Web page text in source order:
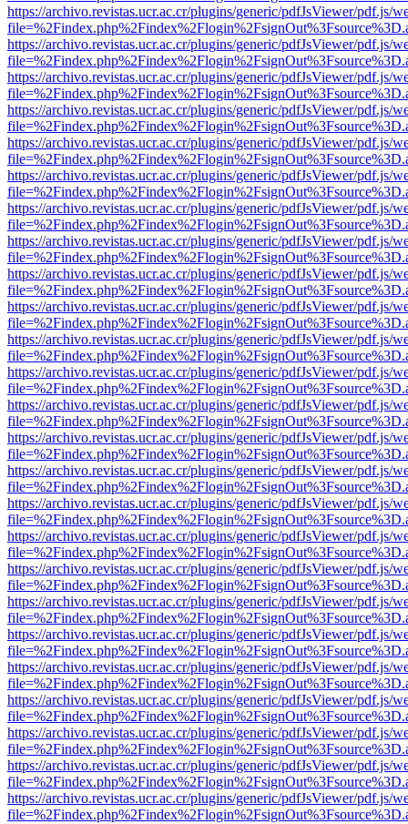
https://archivo.revistas.ucr.ac.cr/plugins/generic/pdfJsViewer/pdf.js/
https://archivo.revistas.ucr.ac.cr/plugins/generic/pdfJsViewer/pdf.js/
https://archivo.revistas.ucr.ac.cr/plugins/generic/pdfJsViewer/pdf.js/
https://archivo.revistas.ucr.ac.cr/plugins/generic/pdfJsViewer/pdf.js/
https://archivo.revistas.ucr.ac.cr/plugins/generic/pdfJsViewer/pdf.js/
https://archivo.revistas.ucr.ac.cr/plugins/generic/pdfJsViewer/pdf.js/
https://archivo.revistas.ucr.ac.cr/plugins/generic/pdfJsViewer/pdf.js/
https://archivo.revistas.ucr.ac.cr/plugins/generic/pdfJsViewer/pdf.js/
https://archivo.revistas.ucr.ac.cr/plugins/generic/pdfJsViewer/pdf.js/
https://archivo.revistas.ucr.ac.cr/plugins/generic/pdfJsViewer/pdf.js/
https://archivo.revistas.ucr.ac.cr/plugins/generic/pdfJsViewer/pdf.js/
https://archivo.revistas.ucr.ac.cr/plugins/generic/pdfJsViewer/pdf.js/
https://archivo.revistas.ucr.ac.cr/plugins/generic/pdfJsViewer/pdf.js/
https://archivo.revistas.ucr.ac.cr/plugins/generic/pdfJsViewer/pdf.js/
https://archivo.revistas.ucr.ac.cr/plugins/generic/pdfJsViewer/pdf.js/
https://archivo.revistas.ucr.ac.cr/plugins/generic/pdfJsViewer/pdf.js/
https://archivo.revistas.ucr.ac.cr/plugins/generic/pdfJsViewer/pdf.js/
https://archivo.revistas.ucr.ac.cr/plugins/generic/pdfJsViewer/pdf.js/
https://archivo.revistas.ucr.ac.cr/plugins/generic/pdfJsViewer/pdf.js/
https://archivo.revistas.ucr.ac.cr/plugins/generic/pdfJsViewer/pdf.js/
https://archivo.revistas.ucr.ac.cr/plugins/generic/pdfJsViewer/pdf.js/
https://archivo.revistas.ucr.ac.cr/plugins/generic/pdfJsViewer/pdf.js/
https://archivo.revistas.ucr.ac.cr/plugins/generic/pdfJsViewer/pdf.js/
https://archivo.revistas.ucr.ac.cr/plugins/generic/pdfJsViewer/pdf.js/
https://archivo.revistas.ucr.ac.cr/plugins/generic/pdfJsViewer/pdf.js/